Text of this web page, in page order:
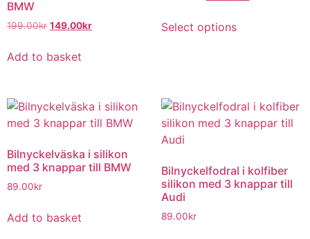
BMW
199.00kr 149.00kr
Add to basket
Select options
Bilnyckelväska i silikon
med 3 knappar till BMW
89.00kr
Add to basket
Bilnyckelfodral i kolfiber
silikon med 3 knappar till
Audi
89.00kr